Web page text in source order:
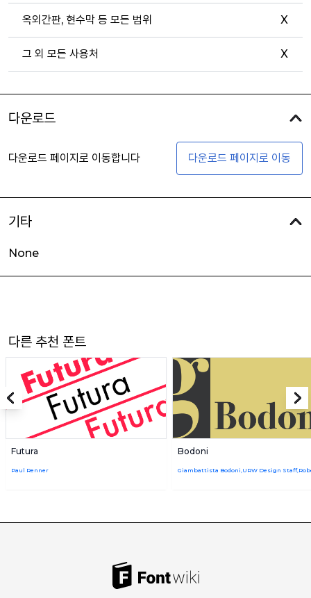
옥외간판, 현수막 등 모든 범위 X
그 외 모든 사용처 X
다운로드
다운로드 페이지로 이동합니다 다운로드 페이지로 이동
기타
None
다른 추천 폰트
Futura
Paul Renner
Bodoni